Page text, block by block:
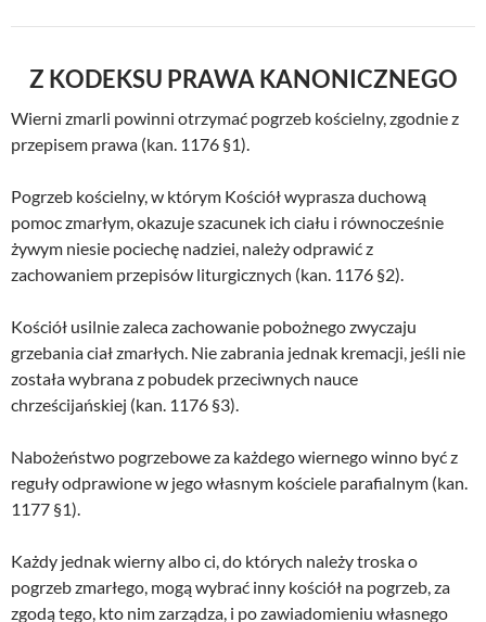
Z KODEKSU PRAWA KANONICZNEGO
Wierni zmarli powinni otrzymać pogrzeb kościelny, zgodnie z
przepisem prawa (kan. 1176 §1).
Pogrzeb kościelny, w którym Kościół wyprasza duchową
pomoc zmarłym, okazuje szacunek ich ciału i równocześnie
żywym niesie pociechę nadziei, należy odprawić z
zachowaniem przepisów liturgicznych (kan. 1176 §2).
Kościół usilnie zaleca zachowanie pobożnego zwyczaju
grzebania ciał zmarłych. Nie zabrania jednak kremacji, jeśli nie
została wybrana z pobudek przeciwnych nauce
chrześcijańskiej (kan. 1176 §3).
Nabożeństwo pogrzebowe za każdego wiernego winno być z
reguły odprawione w jego własnym kościele parafialnym (kan.
1177 §1).
Każdy jednak wierny albo ci, do których należy troska o
pogrzeb zmarłego, mogą wybrać inny kościół na pogrzeb, za
zgodą tego, kto nim zarządza, i po zawiadomieniu własnego